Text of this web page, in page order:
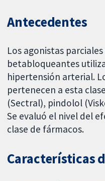
Antecedentes
Los agonistas
betabloqueantes
hipertensión arterial.
pertenecen a esta
(Sectral), pindolol
Se evaluó el nivel del
clase de fármacos.
Características